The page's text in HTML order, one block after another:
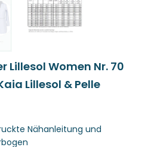
Women Nr. 70
Lillesol & Pelle
Nähanleitung und